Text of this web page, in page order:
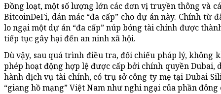
Đồng loạt, một số lượng lớn các đơn vị truyền thông và
BitcoinDeFi, dán mác “đa cấp” cho dự án này. Chính từ
lo ngại một dự án “đa cấp” núp bóng tài chính được
tiếp tục gây hại đến an ninh xã hội.
Dù vậy, sau quá trình điều tra, đối chiếu pháp lý, không
phép hoạt động hợp lệ được cấp bởi chính quyền
hành dịch vụ tài chính, có trụ sở công ty mẹ tại Dubai
“giang hồ mạng” Việt Nam như nghi ngại của phần đông